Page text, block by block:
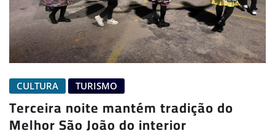
CULTURA TURISMO
Terceira noite mantém tradição do
Melhor São João do interior